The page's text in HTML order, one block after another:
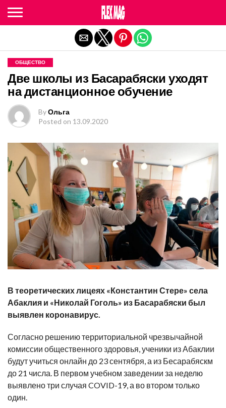
ОБЩЕСТВО
Две школы из Басарабяски уходят
на дистанционное обучение
ByОльга
Posted on 13.09.2020
В теоретических лицеях «Константин Стере» села
Абаклия и «Николай Гоголь» из Басарабяски был
выявлен коронавирус.
Согласно решению территориальной чрезвычайной
комиссии общественного здоровья, ученики из Абаклии
будут учиться онлайн до 23 сентября, а из Бесарабяскм
до 21 числа. В первом учебном заведении за неделю
выявлено три случая COVID-19, а во втором только
один.
Exit mobile version